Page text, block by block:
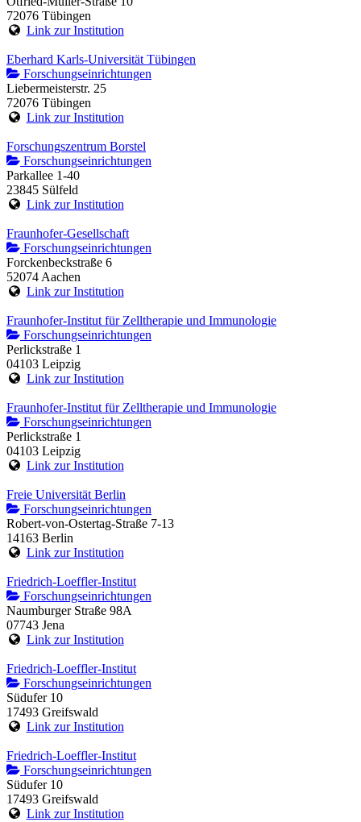
72076 Tübingen
Link zur Institution
Eberhard Karls-Universität Tübingen
Forschungseinrichtungen
Liebermeisterstr. 25
72076 Tübingen
Link zur Institution
Forschungszentrum Borstel
Forschungseinrichtungen
Parkallee 1-40
23845 Sülfeld
Link zur Institution
Fraunhofer-Gesellschaft
Forschungseinrichtungen
Forckenbeckstraße 6
52074 Aachen
Link zur Institution
Fraunhofer-Institut für Zelltherapie und Immunologie
Forschungseinrichtungen
Perlickstraße 1
04103 Leipzig
Link zur Institution
Fraunhofer-Institut für Zelltherapie und Immunologie
Forschungseinrichtungen
Perlickstraße 1
04103 Leipzig
Link zur Institution
Freie Universität Berlin
Forschungseinrichtungen
Robert-von-Ostertag-Straße 7-13
14163 Berlin
Link zur Institution
Friedrich-Loeffler-Institut
Forschungseinrichtungen
Naumburger Straße 98A
07743 Jena
Link zur Institution
Friedrich-Loeffler-Institut
Forschungseinrichtungen
Südufer 10
17493 Greifswald
Link zur Institution
Friedrich-Loeffler-Institut
Forschungseinrichtungen
Südufer 10
17493 Greifswald
Link zur Institution